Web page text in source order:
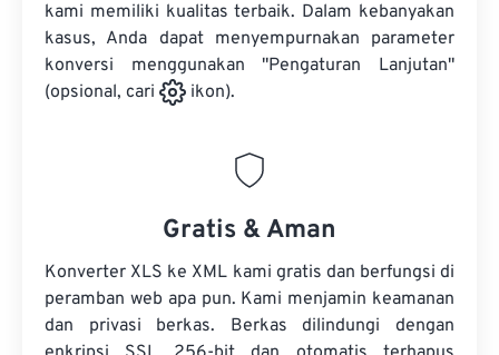
kami memiliki kualitas terbaik. Dalam kebanyakan
kasus, Anda dapat menyempurnakan parameter
konversi menggunakan "Pengaturan Lanjutan"
(opsional, cari
ikon).
Gratis & Aman
Konverter XLS ke XML kami gratis dan berfungsi di
peramban web apa pun. Kami menjamin keamanan
dan privasi berkas. Berkas dilindungi dengan